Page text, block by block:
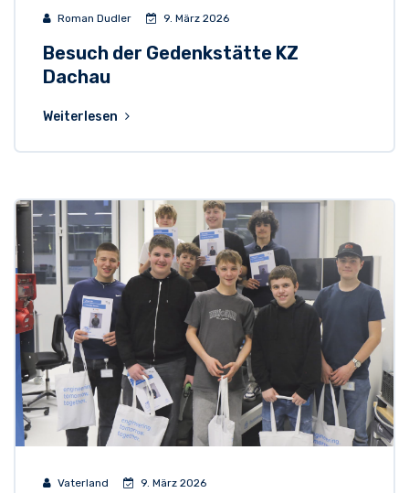
Roman Dudler 9. März 2026
Besuch der Gedenkstätte KZ
Dachau
Weiterlesen
Vaterland 9. März 2026